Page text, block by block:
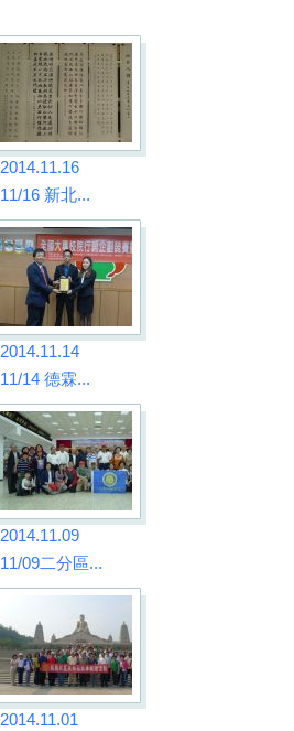
2014.11.16
11/16 新北...
2014.11.14
11/14 德霖...
2014.11.09
11/09二分區...
2014.11.01